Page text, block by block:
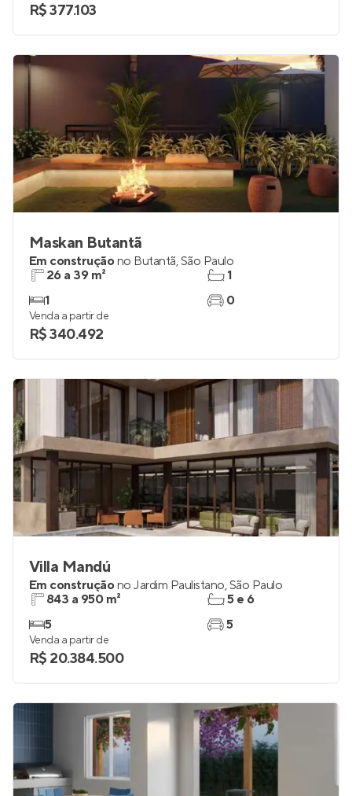
R$ 377.103
Maskan Butantã
Em construçãono Butantã,São Paulo
26 a 39 m²
1
1
0
Venda a partir de
R$ 340.492
Villa Mandú
Em construçãono Jardim Paulistano,São Paulo
843 a 950 m²
5
5 e 6
5
Venda a partir de
R$ 20.384.500